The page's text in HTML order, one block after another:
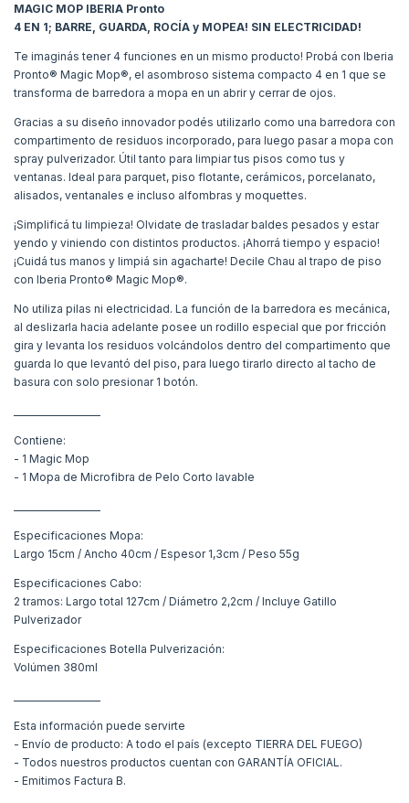
MAGIC MOP IBERIA Pronto
4 EN 1; BARRE, GUARDA, ROCÍA y MOPEA! SIN ELECTRICIDAD!
Te imaginás tener 4 funciones en un mismo producto! Probá con Iberia
Pronto® Magic Mop®, el asombroso sistema compacto 4 en 1 que se
transforma de barredora a mopa en un abrir y cerrar de ojos.
Gracias a su diseño innovador podés utilizarlo como una barredora con
compartimento de residuos incorporado, para luego pasar a mopa con
spray pulverizador. Útil tanto para limpiar tus pisos como tus y
ventanas. Ideal para parquet, piso flotante, cerámicos, porcelanato,
alisados, ventanales e incluso alfombras y moquettes.
¡Simplificá tu limpieza! Olvidate de trasladar baldes pesados y estar
yendo y viniendo con distintos productos. ¡Ahorrá tiempo y espacio!
¡Cuidá tus manos y limpiá sin agacharte! Decile Chau al trapo de piso
con Iberia Pronto® Magic Mop®.
No utiliza pilas ni electricidad. La función de la barredora es mecánica,
al deslizarla hacia adelante posee un rodillo especial que por fricción
gira y levanta los residuos volcándolos dentro del compartimento que
guarda lo que levantó del piso, para luego tirarlo directo al tacho de
basura con solo presionar 1 botón.
Contiene:
- 1 Magic Mop
- 1 Mopa de Microfibra de Pelo Corto lavable
Especificaciones Mopa:
Largo 15cm / Ancho 40cm / Espesor 1,3cm / Peso 55g
Especificaciones Cabo:
2 tramos: Largo total 127cm / Diámetro 2,2cm / Incluye Gatillo
Pulverizador
Especificaciones Botella Pulverización:
Volúmen 380ml
Esta información puede servirte
- Envío de producto: A todo el país (excepto TIERRA DEL FUEGO)
- Todos nuestros productos cuentan con GARANTÍA OFICIAL.
- Emitimos Factura B.